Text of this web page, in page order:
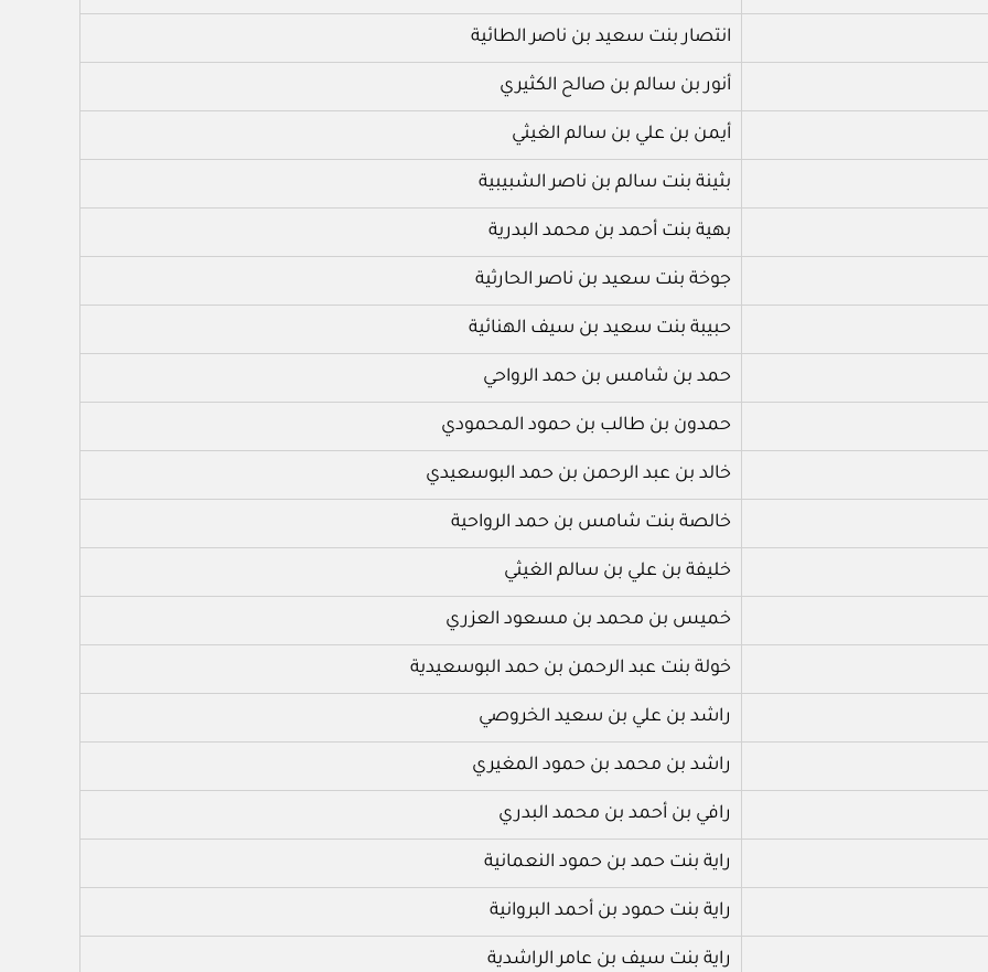
انتصار بنت سعيد بن ناصر الطائية
أنور بن سالم بن صالح الكثيري
أيمن بن علي بن سالم الغيثي
بثينة بنت سالم بن ناصر الشبيبية
بهية بنت أحمد بن محمد البدرية
جوخة بنت سعيد بن ناصر الحارثية
حبيبة بنت سعيد بن سيف الهنائية
حمد بن شامس بن حمد الرواحي
حمدون بن طالب بن حمود المحمودي
خالد بن عبد الرحمن بن حمد البوسعيدي
خالصة بنت شامس بن حمد الرواحية
خليفة بن علي بن سالم الغيثي
خميس بن محمد بن مسعود العزري
خولة بنت عبد الرحمن بن حمد البوسعيدية
راشد بن علي بن سعيد الخروصي
راشد بن محمد بن حمود المغيري
رافي بن أحمد بن محمد البدري
راية بنت حمد بن حمود النعمانية
راية بنت حمود بن أحمد البروانية
راية بنت سيف بن عامر الراشدية